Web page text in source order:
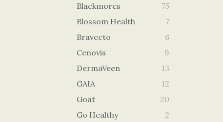
Blackmores
75
Blossom Health
7
Bravecto
6
Cenovis
9
DermaVeen
13
GAIA
12
Goat
20
Go Healthy
2